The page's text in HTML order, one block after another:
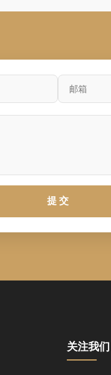
提 交
关注我们